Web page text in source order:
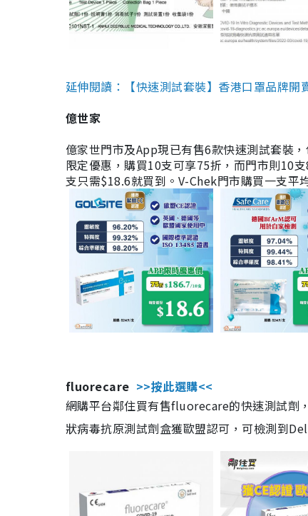
延伸閱讀：【快速測試套裝】香港口罩品牌
億世家
億家世門市及App現已有售6款快速測試套裝
限定優惠，購買10支可享75折，而門市則10
支只需$18.6就買到。V-Chek門市購買一支平
fluorecare >>按此選購<<
網購平台鄰住買有售fluorecare的快速測試劑
狀病毒抗原測試劑盒獲歐盟認可，可檢測到